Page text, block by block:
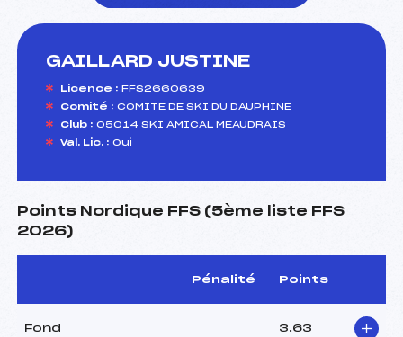
GAILLARD JUSTINE
Licence : FFS2660639
Comité : COMITE DE SKI DU DAUPHINE
Club : 05014 SKI AMICAL MEAUDRAIS
Val. Lic. : Oui
Points Nordique FFS (5ème liste FFS
2026)
Pénalité Points
Fond 3.63